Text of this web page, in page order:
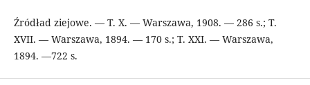
Źródład ziejowe. — T. Х. — Warszawa, 1908. — 286 s.; T.
XVII. — Warszawa, 1894. — 170 s.; T. ХХІ. — Warszawa,
1894. —722 s.